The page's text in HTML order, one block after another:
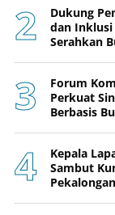
Dukung
dan Inklusi
Serahkan
Forum
Perkuat
Berbasis
Kepala
Sambut